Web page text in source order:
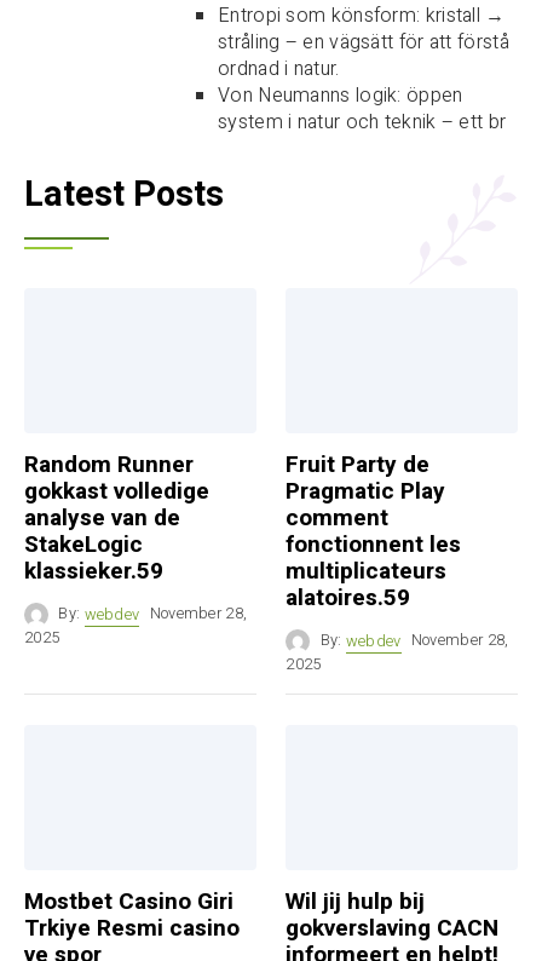
Entropi som könsform: kristall →
stråling – en vägsätt för att förstå
ordnad i natur.
Von Neumanns logik: öppen
system i natur och teknik – ett br
Latest Posts
Random Runner
gokkast volledige
analyse van de
StakeLogic
klassieker.59
By: webdev November 28,
2025
Fruit Party de
Pragmatic Play
comment
fonctionnent les
multiplicateurs
alatoires.59
By: webdev November 28,
2025
Mostbet Casino Giri
Trkiye Resmi casino
Wil jij hulp bij
gokverslaving CACN